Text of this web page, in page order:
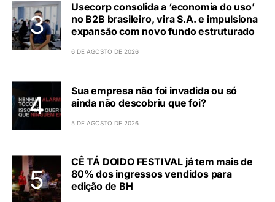
Usecorp consolida a ‘economia do uso’
no B2B brasileiro, vira S.A. e impulsiona
expansão com novo fundo estruturado
6 DE AGOSTO DE 2026
Sua empresa não foi invadida ou só
ainda não descobriu que foi?
5 DE AGOSTO DE 2026
CÊ TÁ DOIDO FESTIVAL já tem mais de
80% dos ingressos vendidos para
edição de BH